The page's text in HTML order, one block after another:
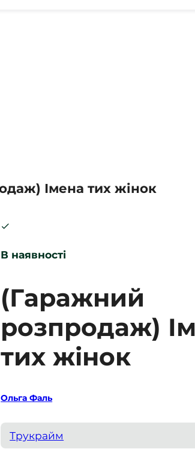
Імена тих жінок
В наявності
(Гаражний
розпродаж)
тих жінок
Ольга Фаль
Трукрайм